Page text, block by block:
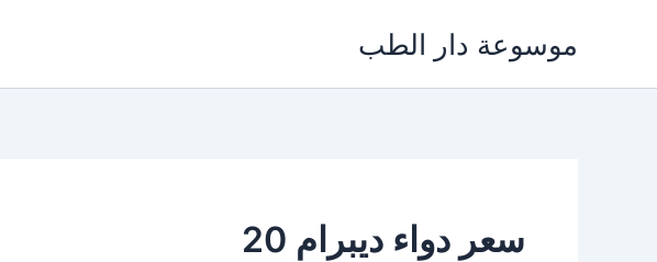
موسوعة دار الطب
سعر دواء ديبرام 20